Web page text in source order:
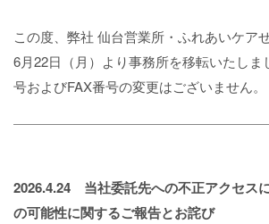
この度、弊社 仙台営業所・ふれあいケア
6月22日（月）より事務所を移転いたしま
号およびFAX番号の変更はございません。
2026.4.24 当社委託先への不正アクセス
の可能性に関するご報告とお詫び